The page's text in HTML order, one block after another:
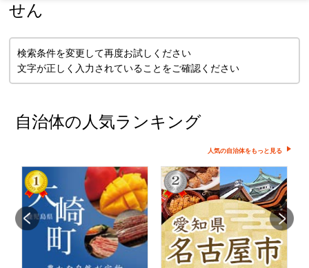
せん
検索条件を変更して再度お試しください
文字が正しく入力されていることをご確認ください
自治体の人気ランキング
人気の自治体をもっと見る